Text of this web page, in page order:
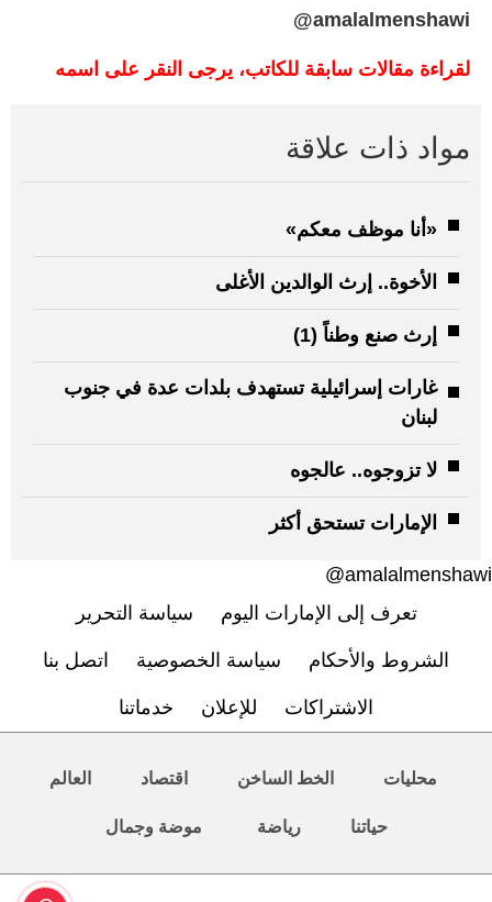
amalalmenshawi@
لقراءة مقالات سابقة للكاتب، يرجى النقر على اسمه
مواد ذات علاقة
«أنا موظف معكم»
الأخوة.. إرث الوالدين الأغلى
إرث صنع وطناً (1)
غارات إسرائيلية تستهدف بلدات عدة في جنوب
لبنان
لا تزوجوه.. عالجوه
الإمارات تستحق أكثر
amalalmenshawi@
تعرف إلى الإمارات اليوم
سياسة التحرير
الشروط والأحكام سياسة الخصوصية اتصل بنا
الاشتراكات للإعلان خدماتنا
محليات الخط الساخن اقتصاد العالم
حياتنا رياضة موضة وجمال